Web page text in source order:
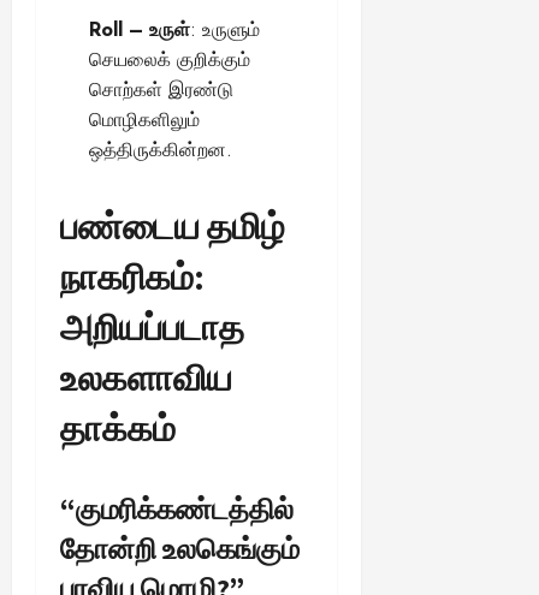
Roll – உருள்: உருளும்
செயலைக் குறிக்கும்
சொற்கள் இரண்டு
மொழிகளிலும்
ஒத்திருக்கின்றன.
பண்டைய தமிழ்
நாகரிகம்:
அறியப்படாத
உலகளாவிய
தாக்கம்
“குமரிக்கண்டத்தில்
தோன்றி உலகெங்கும்